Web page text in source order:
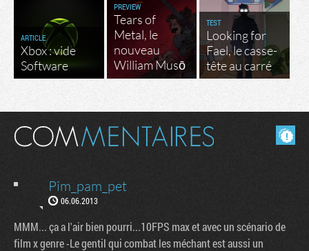
ARTICLE
Xbox : vide
Software
PREVIEW
Tears of
Metal, le
nouveau
William Musō
TEST
Looking for
Fael, le casse-
tête au carré
Masquer les commentaires lus.
Pim_pam_pet
06.06.2013
MMM... ça a l'air bien pourri...10FPS max et avec un scénario de
film x genre -Le gentil qui combat les méchant est aussi un